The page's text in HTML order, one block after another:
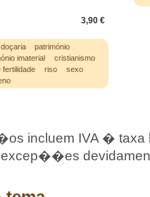
3,90 €
doçaria
património
imaterial
cristianismo
fertilidade riso
sexo
incluem IVA � taxa
excep��es